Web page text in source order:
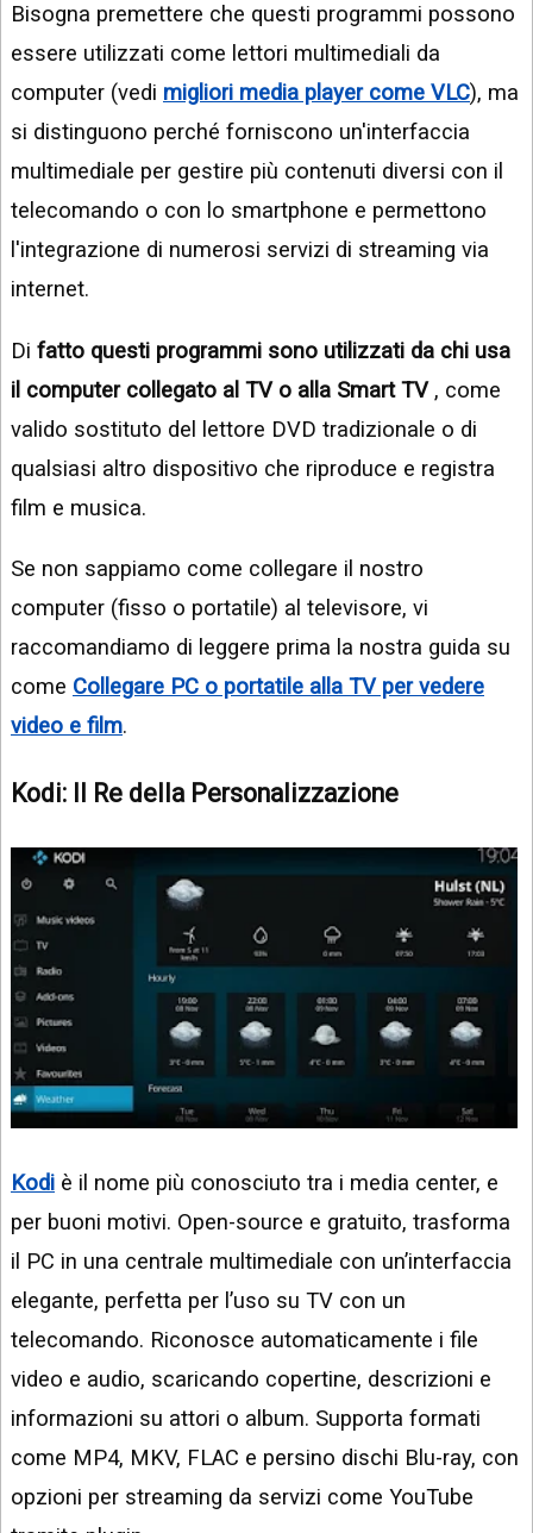
Bisogna premettere che questi programmi possono
essere utilizzati come lettori multimediali da
computer (vedi migliori media player come VLC), ma
si distinguono perché forniscono un'interfaccia
multimediale per gestire più contenuti diversi con il
telecomando o con lo smartphone e permettono
l'integrazione di numerosi servizi di streaming via
internet.
Di fatto questi programmi sono utilizzati da chi usa
il computer collegato al TV o alla Smart TV, come
valido sostituto del lettore DVD tradizionale o di
qualsiasi altro dispositivo che riproduce e registra
film e musica.
Se non sappiamo come collegare il nostro
computer (fisso o portatile) al televisore, vi
raccomandiamo di leggere prima la nostra guida su
come Collegare PC o portatile alla TV per vedere
video e film.
Kodi: Il Re della Personalizzazione
Kodi è il nome più conosciuto tra i media center, e
per buoni motivi. Open-source e gratuito, trasforma
il PC in una centrale multimediale con un’interfaccia
elegante, perfetta per l’uso su TV con un
telecomando. Riconosce automaticamente i file
video e audio, scaricando copertine, descrizioni e
informazioni su attori o album. Supporta formati
come MP4, MKV, FLAC e persino dischi Blu-ray, con
opzioni per streaming da servizi come YouTube